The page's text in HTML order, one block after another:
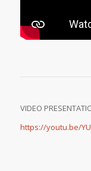
VIDEO
https://youtu.be/